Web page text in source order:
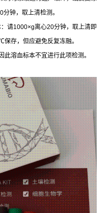
钟，取上清检测。
请1000×g离心20分钟，取上清即
存，但应避免反复冻融。
溶血标本不宜进行此项检测。